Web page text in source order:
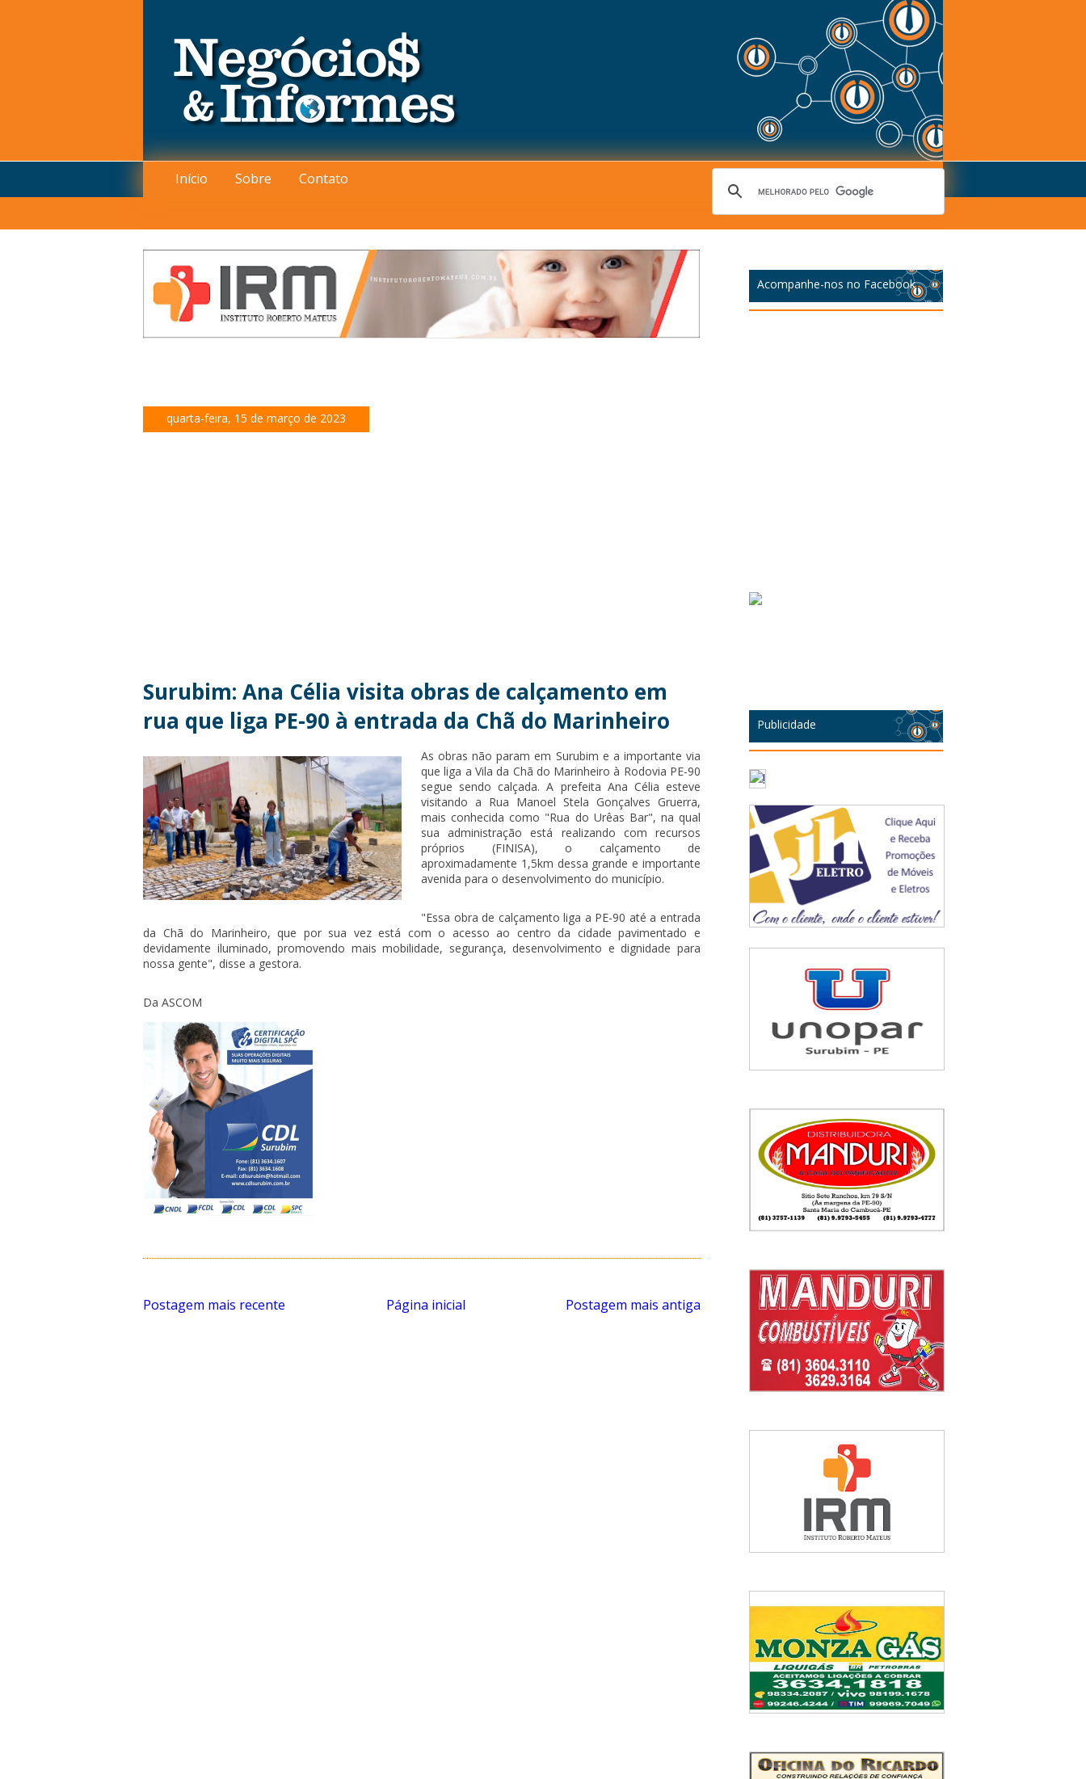
Início Sobre Contato
quarta-feira, 15 de março de 2023
Surubim: Ana Célia visita obras de calçamento em
rua que liga PE-90 à entrada da Chã do Marinheiro
As obras não param em Surubim e a importante via
que liga a Vila da Chã do Marinheiro à Rodovia PE-90
segue sendo calçada. A prefeita Ana Célia esteve
visitando a Rua Manoel Stela Gonçalves Gruerra,
mais conhecida como "Rua do Urêas Bar", na qual
sua administração está realizando com recursos
próprios (FINISA), o calçamento de
aproximadamente 1,5km dessa grande e importante
avenida para o desenvolvimento do município.
"Essa obra de calçamento liga a PE-90 até a entrada
da Chã do Marinheiro, que por sua vez está com o acesso ao centro da cidade pavimentado e
devidamente iluminado, promovendo mais mobilidade, segurança, desenvolvimento e dignidade para
nossa gente", disse a gestora.
Da ASCOM
Postagem mais recente Postagem mais antiga
Página inicial
Acompanhe-nos no Facebook
Publicidade